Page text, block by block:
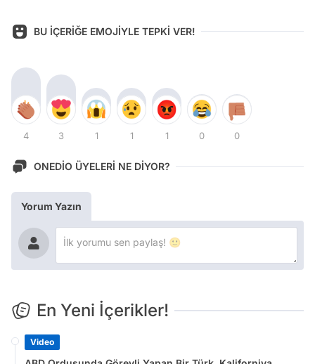
BU İÇERİĞE EMOJİYLE TEPKİ VER!
4 3 1 1 1 0 0
ONEDİO ÜYELERİ NE DİYOR?
Yorum Yazın
En Yeni İçerikler!
Video